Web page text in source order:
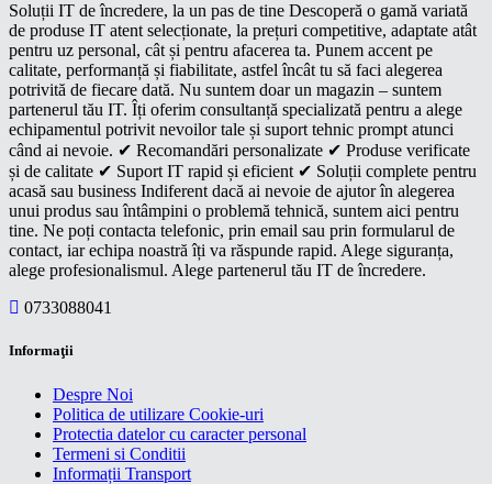
Soluții IT de încredere, la un pas de tine Descoperă o gamă variată
de produse IT atent selecționate, la prețuri competitive, adaptate atât
pentru uz personal, cât și pentru afacerea ta. Punem accent pe
calitate, performanță și fiabilitate, astfel încât tu să faci alegerea
potrivită de fiecare dată. Nu suntem doar un magazin – suntem
partenerul tău IT. Îți oferim consultanță specializată pentru a alege
echipamentul potrivit nevoilor tale și suport tehnic prompt atunci
când ai nevoie. ✔ Recomandări personalizate ✔ Produse verificate
și de calitate ✔ Suport IT rapid și eficient ✔ Soluții complete pentru
acasă sau business Indiferent dacă ai nevoie de ajutor în alegerea
unui produs sau întâmpini o problemă tehnică, suntem aici pentru
tine. Ne poți contacta telefonic, prin email sau prin formularul de
contact, iar echipa noastră îți va răspunde rapid. Alege siguranța,
alege profesionalismul. Alege partenerul tău IT de încredere.
0733088041
Informaţii
Despre Noi
Politica de utilizare Cookie-uri
Protectia datelor cu caracter personal
Termeni si Conditii
Informații Transport